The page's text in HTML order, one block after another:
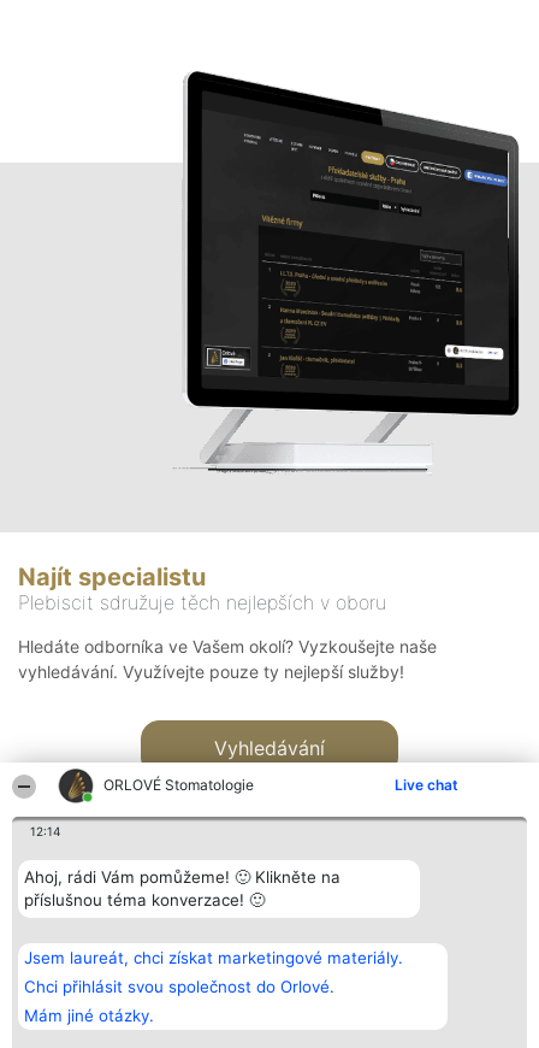
ORLOVÉ Stomatologie Live chat
12:14
Ahoj, rádi Vám pomůžeme! 🙂 Klikněte na
příslušnou téma konverzace! 🙂
Jsem laureát, chci získat marketingové materiály.
Chci přihlásit svou společnost do Orlové.
Mám jiné otázky.
Najít specialistu
Plebiscit sdružuje těch nejlepších v oboru
Hledáte odborníka ve Vašem okolí? Vyzkoušejte naše
vyhledávání. Využívejte pouze ty nejlepší služby!
Vyhledávání
Bright Side Solutions sp. z o.
o. sp. k.
ul. Ruska 22
Wrocław 50-079
KRS 0000749100 | Regon
381313360 | NIP 8943132676
Vítězové
Seznam všech
laureátů
Zásady
Zásady
Kontakt